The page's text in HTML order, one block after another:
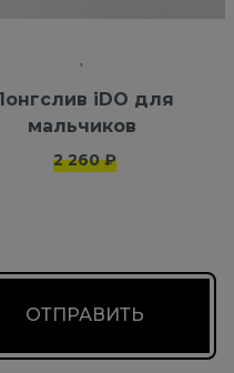
iDO для
мальчиков
2 260 ₽